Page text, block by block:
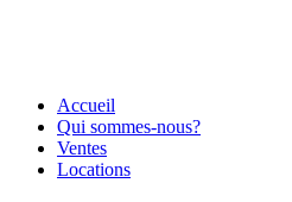
Accueil
Qui sommes-nous?
Ventes
Locations